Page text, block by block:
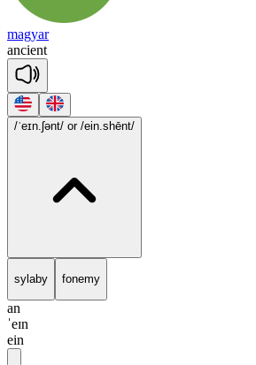
magyar
ancient
/ˈeɪn.ʃənt/ or /ein.shēnt/
sylaby fonemy
an
ˈeɪn
ein